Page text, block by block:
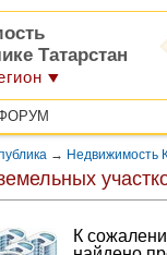
Татарстан
→ Недвижимость
К